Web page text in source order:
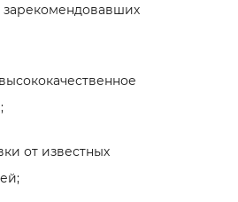
от известных